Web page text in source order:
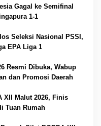
Gagal ke Semifinal
1-1
Seleksi Nasional PSSI,
EPA Liga 1
Resmi Dibuka, Wabup
dan Promosi Daerah
XII Malut 2026, Finis
Tuan Rumah